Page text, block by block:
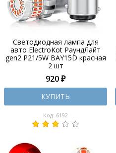
Светодиодная лампа для
авто ElectroKot РаундЛайт
gen2 P21/5W BAY15D красная
2 шт
920 ₽
КУПИТЬ
Код: 6192